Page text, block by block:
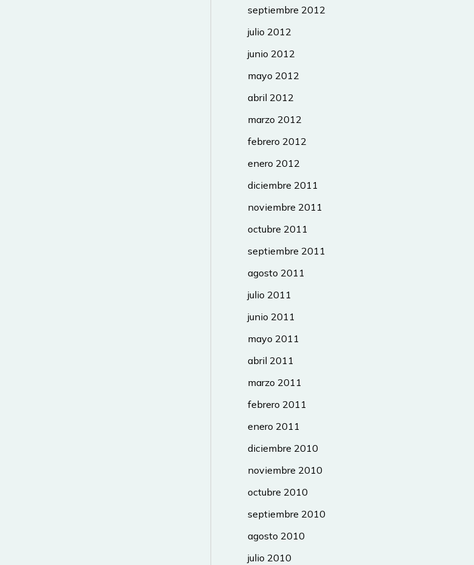
septiembre 2012
julio 2012
junio 2012
mayo 2012
abril 2012
marzo 2012
febrero 2012
enero 2012
diciembre 2011
noviembre 2011
octubre 2011
septiembre 2011
agosto 2011
julio 2011
junio 2011
mayo 2011
abril 2011
marzo 2011
febrero 2011
enero 2011
diciembre 2010
noviembre 2010
octubre 2010
septiembre 2010
agosto 2010
julio 2010